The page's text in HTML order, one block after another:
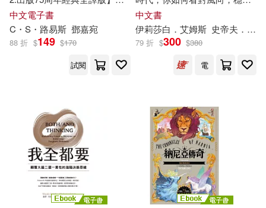
遲子建(12) 雪麗．湯瑪斯(12)
（美）蓋爾·吉本斯(12)
列夫．托爾斯泰(11)
名師作者群(11)
帕斯卡‧普雷沃(11)
電子工業出版社(64)
尖端(61) 人民出版社(60)
Profil(59)
中國社會科學出版社(59)
The Lion, The Witch and The
Wardrobe (The Chronicles of
Narnia) (電子書)
中文電子書
C・S・ 路易斯 鄧嘉宛
88 折 $149 $170
試閱
布局獲利
中文書
伊莉莎白．艾姆斯 史帝夫．富比士
79 折 $300 $380
電